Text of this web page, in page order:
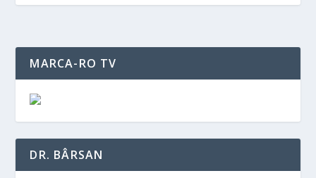
MARCA-RO TV
DR. BÂRSAN